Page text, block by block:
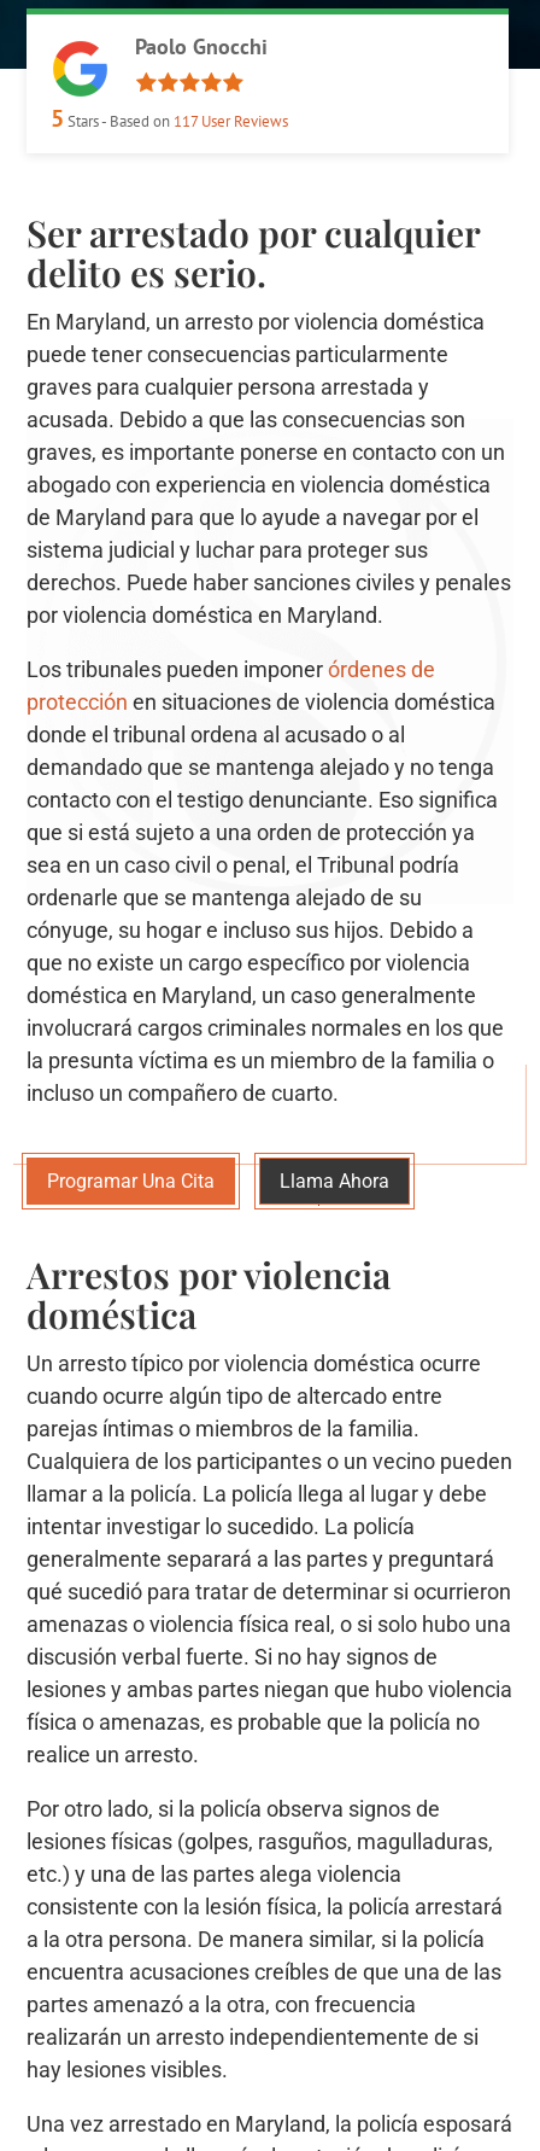
Paolo Gnocchi
5 Stars - Based on 117User Reviews
Ser arrestado por cualquier
delito es serio.
En Maryland, un arresto por violencia doméstica
puede tener consecuencias particularmente
graves para cualquier persona arrestada y
acusada. Debido a que las consecuencias son
graves, es importante ponerse en contacto con un
abogado con experiencia en violencia doméstica
de Maryland para que lo ayude a navegar por el
sistema judicial y luchar para proteger sus
derechos. Puede haber sanciones civiles y penales
por violencia doméstica en Maryland.
Los tribunales pueden imponerórdenes de
protección en situaciones de violencia doméstica
donde el tribunal ordena al acusado o al
demandado que se mantenga alejado y no tenga
contacto con el testigo denunciante. Eso significa
que si está sujeto a una orden de protección ya
sea en un caso civil o penal, el Tribunal podría
ordenarle que se mantenga alejado de su
cónyuge, su hogar e incluso sus hijos. Debido a
que no existe un cargo específico por violencia
doméstica en Maryland, un caso generalmente
involucrará cargos criminales normales en los que
la presunta víctima es un miembro de la familia o
incluso un compañero de cuarto.
Programar Una Cita Llama Ahora
Arrestos por violencia
doméstica
Un arresto típico por violencia doméstica ocurre
cuando ocurre algún tipo de altercado entre
parejas íntimas o miembros de la familia.
Cualquiera de los participantes o un vecino pueden
llamar a la policía. La policía llega al lugar y debe
intentar investigar lo sucedido. La policía
generalmente separará a las partes y preguntará
qué sucedió para tratar de determinar si ocurrieron
amenazas o violencia física real, o si solo hubo una
discusión verbal fuerte. Si no hay signos de
lesiones y ambas partes niegan que hubo violencia
física o amenazas, es probable que la policía no
realice un arresto.
Por otro lado, si la policía observa signos de
lesiones físicas (golpes, rasguños, magulladuras,
etc.) y una de las partes alega violencia
consistente con la lesión física, la policía arrestará
a la otra persona. De manera similar, si la policía
encuentra acusaciones creíbles de que una de las
partes amenazó a la otra, con frecuencia
realizarán un arresto independientemente de si
hay lesiones visibles.
Una vez arrestado en Maryland, la policía esposará